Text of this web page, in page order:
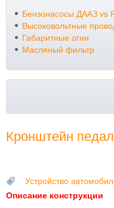
Бензонасосы ДААЗ vs
Высоковольтные
Габаритные огни
Масляный фильтр
Кронштейн
Устройство
Описание конструкции